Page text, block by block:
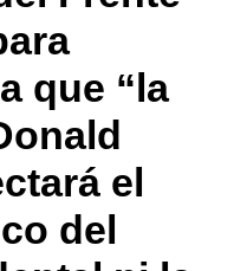
que “la
el
del